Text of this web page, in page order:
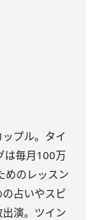
プル。タイ
は毎月100万
めのレッスン
占いやスピ
演。ツイン